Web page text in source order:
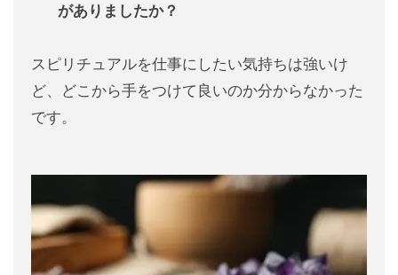
がありましたか？
スピリチュアルを仕事にしたい気持ちは強いけ
ど、どこから手をつけて良いのか分からなかった
です。